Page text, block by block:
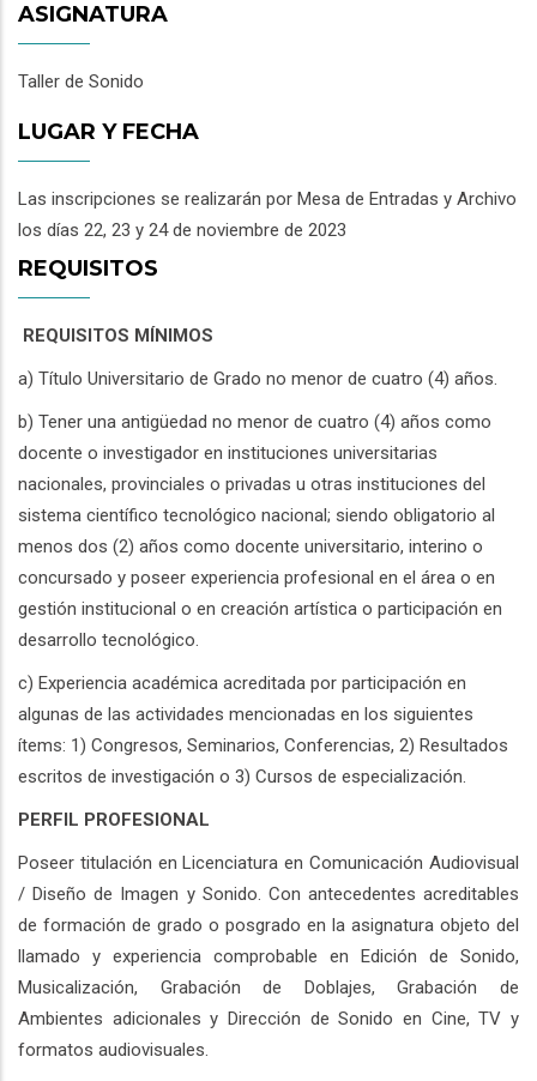
ASIGNATURA
Taller de Sonido
LUGAR Y FECHA
Las inscripciones se realizarán por Mesa de Entradas y Archivo
los días 22, 23 y 24 de noviembre de 2023
REQUISITOS
REQUISITOS MÍNIMOS
a) Título Universitario de Grado no menor de cuatro (4) años.
b) Tener una antigüedad no menor de cuatro (4) años como
docente o investigador en instituciones universitarias
nacionales, provinciales o privadas u otras instituciones del
sistema científico tecnológico nacional; siendo obligatorio al
menos dos (2) años como docente universitario, interino o
concursado y poseer experiencia profesional en el área o en
gestión institucional o en creación artística o participación en
desarrollo tecnológico.
c) Experiencia académica acreditada por participación en
algunas de las actividades mencionadas en los siguientes
ítems: 1) Congresos, Seminarios, Conferencias, 2) Resultados
escritos de investigación o 3) Cursos de especialización.
PERFIL PROFESIONAL
Poseer titulación en Licenciatura en Comunicación Audiovisual
/ Diseño de Imagen y Sonido. Con antecedentes acreditables
de formación de grado o posgrado en la asignatura objeto del
llamado y experiencia comprobable en Edición de Sonido,
Musicalización, Grabación de Doblajes, Grabación de
Ambientes adicionales y Dirección de Sonido en Cine, TV y
formatos audiovisuales.